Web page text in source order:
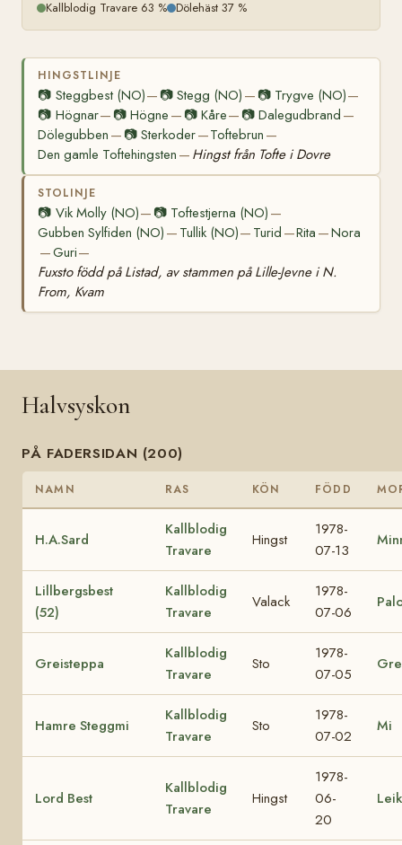
Kallblodig Travare 63 % Dölehäst 37 %
HINGSTLINJE
📷 Steggbest (NO)— 📷Stegg (NO) — 📷 Trygve (NO)—
📷 Högnar— 📷Högne — 📷 Kåre— 📷 Dalegudbrand —
Dölegubben — 📷Sterkoder—Toftebrun —
Den gamle Toftehingsten — Hingst från Tofte i Dovre
STOLINJE
📷 Vik Molly (NO)— 📷 Toftestjerna (NO) —
Gubben Sylfiden (NO) — Tullik (NO)— Turid —Rita —Nora
—Guri—
Fuxsto född på Listad, av stammen på Lille-Jevne i N.
From, Kvam
Halvsyskon
PÅ FADERSIDAN (200)
NAMN RAS KÖN FÖDD
H.A.Sard
Kallblodig
Travare
Hingst
1978-
07-13
Lillbergsbest
(52)
Kallblodig
Travare
Valack
1978-
07-06
Greisteppa
Kallblodig
Travare
Sto
1978-
07-05
Hamre Steggmi
Kallblodig
Travare
Sto
1978-
07-02
Mi
Lord Best
Kallblodig
Travare
Hingst
1978-
06-
20